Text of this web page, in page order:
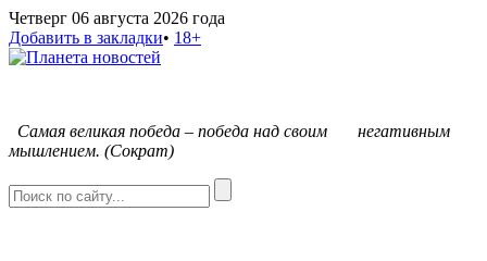
Четверг 06 августа 2026 года
Добавить в закладки• 18+
Самая великая победа – победа над своим негативным
мышлением. (Сократ)